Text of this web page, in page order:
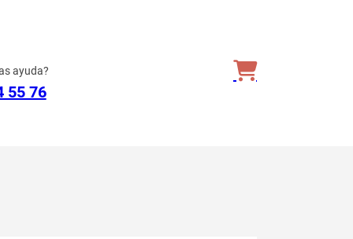
ayuda?
55 76